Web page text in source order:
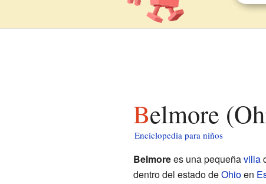
Belmore
Enciclopedia para niños
Belmorees una pequeñavilla
dentro del estado deOhioen